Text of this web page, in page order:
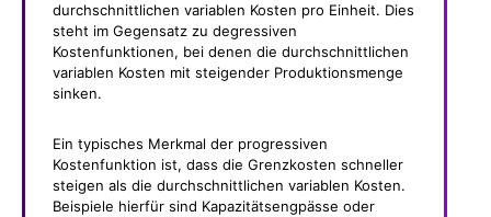
durchschnittlichen variablen Kosten pro Einheit. Dies
steht im Gegensatz zu degressiven
Kostenfunktionen, bei denen die durchschnittlichen
variablen Kosten mit steigender Produktionsmenge
sinken.
Ein typisches Merkmal der progressiven
Kostenfunktion ist, dass die Grenzkosten schneller
steigen als die durchschnittlichen variablen Kosten.
Beispiele hierfür sind Kapazitätsengpässe oder